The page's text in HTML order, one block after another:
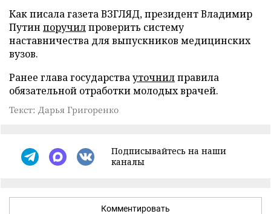
Как писала газета ВЗГЛЯД, президент Владимир
Путин поручилпроверить систему
наставничества для выпускников медицинских
вузов.
Ранее глава государствауточнилправила
обязательной отработки молодых врачей.
Текст: Дарья Григоренко
Подписывайтесь на наши
каналы
Комментировать